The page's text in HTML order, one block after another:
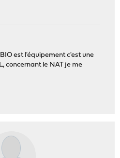
est l'équipement c'est une
concernant le NAT je me